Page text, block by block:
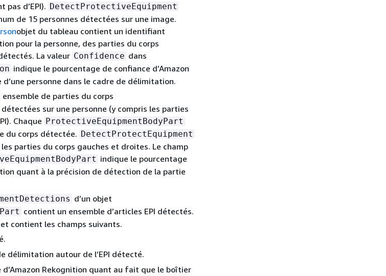
pas d’EPI). DetectProtectiveEquipment
de 15 personnes détectées sur une image.
objet du tableau contient un identifiant
pour la personne, des parties du corps
La valeur Confidence dans
indique le pourcentage de confiance d’Amazon
personne dans le cadre de délimitation.
ensemble de parties du corps
détectées sur une personne (y compris les parties
Chaque ProtectiveEquipmentBodyPart
du corps détectée. DetectProtectEquipment
parties du corps gauches et droites. Le champ
indique le pourcentage
quant à la précision de détection de la partie
d’un objet
contient un ensemble d’articles EPI détectés.
contient les champs suivants.
délimitation autour de l’EPI détecté.
d’Amazon Rekognition quant au fait que le boîtier